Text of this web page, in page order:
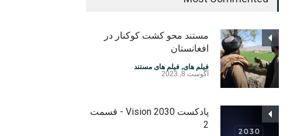
مستند محو کشت کوکنار در
افغانستان
فیلم های, فیلم های مستند
آگوست 8, 2023
پادکست Vision 2030 - قسمت
2